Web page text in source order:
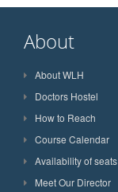
About
About WLH
Doctors Hostel
How to Reach
Course Calendar
Availability of seats
Meet Our Director